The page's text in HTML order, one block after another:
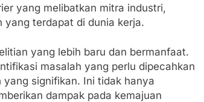
yang melibatkan mitra industri,
yang terdapat di dunia kerja.
yang lebih baru dan bermanfaat.
masalah yang perlu dipecahkan
signifikan. Ini tidak hanya
dampak pada kemajuan